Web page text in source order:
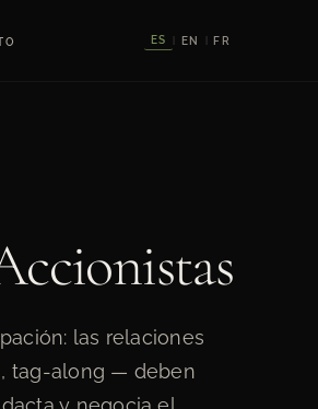
ES EN FR
las relaciones
tag-along — deben